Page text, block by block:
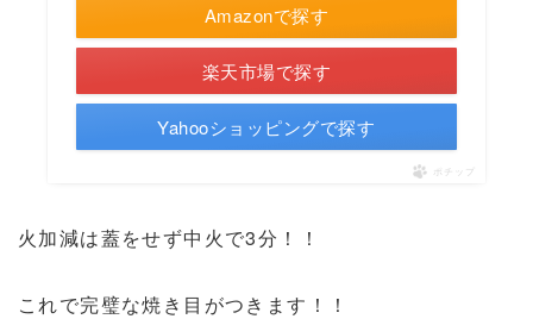
Amazonで探す
楽天市場で探す
Yahooショッピングで探す
ポチップ
火加減は蓋をせず中火で3分！！
これで完璧な焼き目がつきます！！